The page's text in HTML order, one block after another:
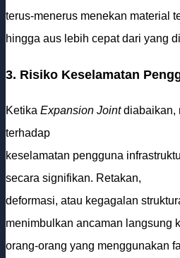
terus-menerus menekan material
hingga aus lebih cepat dari yang
3. Risiko Keselamatan
Ketika Expansion Jointdiabaikan,
terhadap
keselamatan pengguna
secara signifikan. Retakan,
deformasi, atau kegagalan
menimbulkan ancaman langsung
orang-orang yang menggunakan